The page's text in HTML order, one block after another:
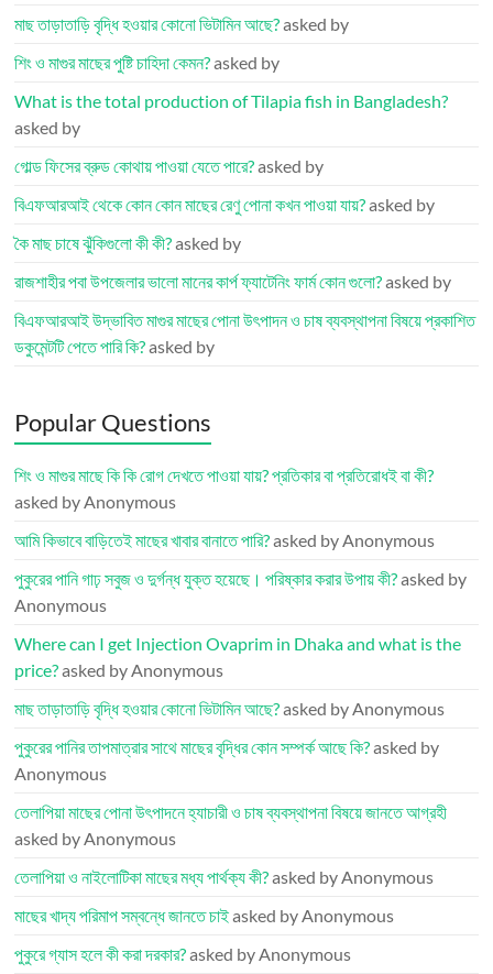
মাছ তাড়াতাড়ি বৃদ্ধি হওয়ার কোনো ভিটামিন আছে?asked by
শিং ও মাগুর মাছের পুষ্টি চাহিদা কেমন?asked by
What is the total production of Tilapia fish in Bangladesh?
asked by
গোল্ড ফিসের ব্রুড কোথায় পাওয়া যেতে পারে?asked by
বিএফআরআই থেকে কোন কোন মাছের রেণু পোনা কখন পাওয়া যায়?asked by
কৈ মাছ চাষে ঝুঁকিগুলো কী কী?asked by
রাজশাহীর পবা উপজেলার ভালো মানের কার্প ফ্যাটেনিং ফার্ম কোন গুলো?asked by
বিএফআরআই উদ্ভাবিত মাগুর মাছের পোনা উৎপাদন ও চাষ ব্যবস্থাপনা বিষয়ে প্রকাশিত
ডকুমেন্টটি পেতে পারি কি?asked by
Popular Questions
শিং ও মাগুর মাছে কি কি রোগ দেখতে পাওয়া যায়? প্রতিকার বা প্রতিরোধই বা কী?
asked by Anonymous
আমি কিভাবে বাড়িতেই মাছের খাবার বানাতে পারি?asked by Anonymous
পুকুরের পানি গাঢ় সবুজ ও দুর্গন্ধ যুক্ত হয়েছে। পরিষ্কার করার উপায় কী?asked by
Anonymous
Where can I get Injection Ovaprim in Dhaka and what is the
price?asked by Anonymous
মাছ তাড়াতাড়ি বৃদ্ধি হওয়ার কোনো ভিটামিন আছে?asked by Anonymous
পুকুরের পানির তাপমাত্রার সাথে মাছের বৃদ্ধির কোন সম্পর্ক আছে কি?asked by
Anonymous
তেলাপিয়া মাছের পোনা উৎপাদনে হ্যাচারী ও চাষ ব্যবস্থাপনা বিষয়ে জানতে আগ্রহী
asked by Anonymous
তেলাপিয়া ও নাইলোটিকা মাছের মধ্য পার্থক্য কী?asked by Anonymous
মাছের খাদ্য পরিমাপ সম্বন্ধে জানতে চাইasked by Anonymous
পুকুরে গ্যাস হলে কী করা দরকার?asked by Anonymous